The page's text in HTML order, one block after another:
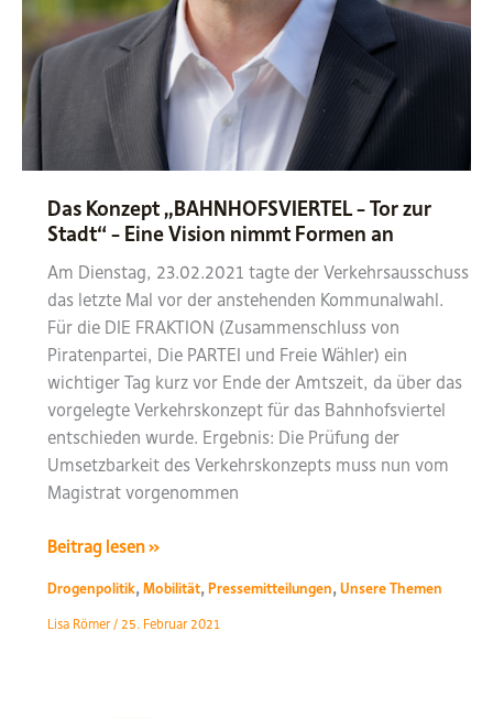
Das Konzept „BAHNHOFSVIERTEL – Tor zur
Stadt“ – Eine Vision nimmt Formen an
Am Dienstag, 23.02.2021 tagte der Verkehrsausschuss
das letzte Mal vor der anstehenden Kommunalwahl.
Für die DIE FRAKTION (Zusammenschluss von
Piratenpartei, Die PARTEI und Freie Wähler) ein
wichtiger Tag kurz vor Ende der Amtszeit, da über das
vorgelegte Verkehrskonzept für das Bahnhofsviertel
entschieden wurde. Ergebnis: Die Prüfung der
Umsetzbarkeit des Verkehrskonzepts muss nun vom
Magistrat vorgenommen
Das
„BAHNHOFSVIERTEL
–
Beitrag lesen »
Drogenpolitik,Mobilität,Pressemitteilungen,Unsere Themen
Lisa Römer/25. Februar 2021